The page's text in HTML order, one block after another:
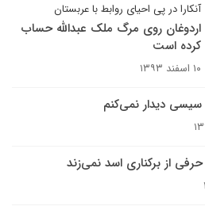
آنکارا در پی احیای روابط با عربستان
اردوغان روی مرگ ملک عبدالله حساب
کرده است
۱۰ اسفند ۱۳۹۳
سیسی دیدار نمی‌کنم
حرفی از برکناری اسد نمی‌زند